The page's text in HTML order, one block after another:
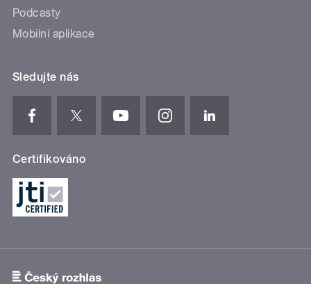
Podcasty
Mobilní aplikace
Sledujte nás
Certifikováno